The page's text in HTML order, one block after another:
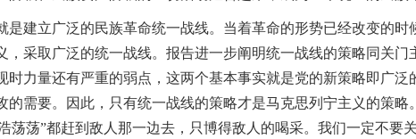
立广泛的民族革命统一战线。当着革命的形势已经改变的时
采取广泛的统一战线。报告进一步阐明统一战线的策略同关门
力量还有严重的弱点，这两个基本事实就是党的新策略即广
需要。因此，只有统一战线的策略才是马克思列宁主义的策
荡荡”都赶到敌人那一边去，只博得敌人的喝采。我们一定不要